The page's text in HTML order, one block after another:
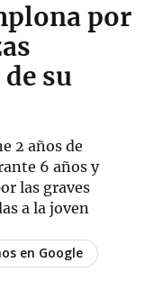
por
su
2 años de
6 años y
las graves
a la joven
en Google